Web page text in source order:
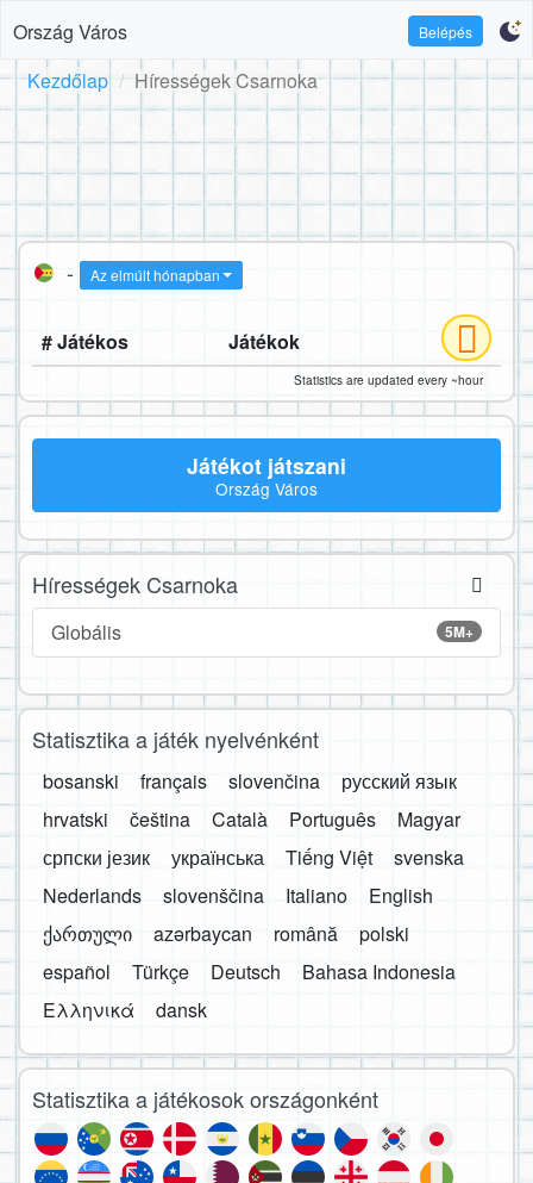
Ország Város Belépés
Kezdőlap Hírességek Csarnoka
- Az elmúlt hónapban
# Játékos Játékok
Statistics are updated every ~hour
Játékot játszani
Ország Város
Hírességek Csarnoka
5M+
Globális
Statisztika a játék nyelvénként
bosanski français slovenčina
русский язык
hrvatski
čeština Català Português
Magyar
српски језик
українська Tiếng Việt
svenska
Nederlands
slovenščina Italiano
English
ქართული
azərbaycan română
polski
español
Türkçe Deutsch
Bahasa Indonesia
Ελληνικά
dansk
Statisztika a játékosok országonként